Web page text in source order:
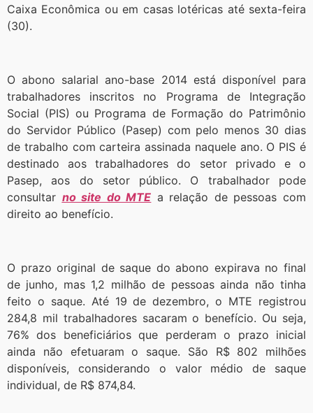
Caixa Econômica ou em casas lotéricas até sexta-feira
(30).
O abono salarial ano-base 2014 está disponível para
trabalhadores inscritos no Programa de Integração
Social (PIS) ou Programa de Formação do Patrimônio
do Servidor Público (Pasep) com pelo menos 30 dias
de trabalho com carteira assinada naquele ano. O PIS é
destinado aos trabalhadores do setor privado e o
Pasep, aos do setor público. O trabalhador pode
consultar no site do MTE a relação de pessoas com
direito ao benefício.
O prazo original de saque do abono expirava no final
de junho, mas 1,2 milhão de pessoas ainda não tinha
feito o saque. Até 19 de dezembro, o MTE registrou
284,8 mil trabalhadores sacaram o benefício. Ou seja,
76% dos beneficiários que perderam o prazo inicial
ainda não efetuaram o saque. São R$ 802 milhões
disponíveis, considerando o valor médio de saque
individual, de R$ 874,84.